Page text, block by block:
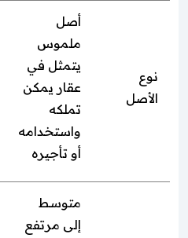
نوع
الأصل
أصل
ملموس
يتمثل في
عقار يمكن
تملكه
واستخدامه
أو تأجيره
متوسط
إلى مرتفع